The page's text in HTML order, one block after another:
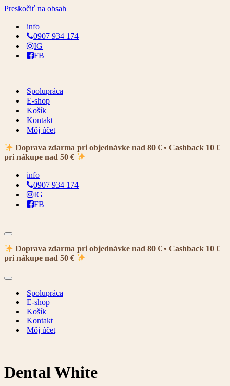
Preskočiť na obsah
info
0907 934 174
IG
FB
Spolupráca
E-shop
Košík
Kontakt
Môj účet
Doprava zdarma pri objednávke nad 80 € • Cashback 10 €
pri nákupe nad 50 €
info
0907 934 174
IG
FB
Menu
navigácie
Doprava zdarma pri objednávke nad 80 € • Cashback 10 €
pri nákupe nad 50 €
Menu
navigácieSpolupráca
E-shop
Košík
Kontakt
Môj účet
Dental White